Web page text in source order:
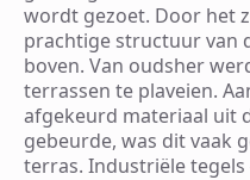
wordt gezoet. Door het
prachtige structuur van
boven. Van oudsher
terrassen te plaveien.
afgekeurd materiaal uit
gebeurde, was dit vaak
terras. Industriële tegels